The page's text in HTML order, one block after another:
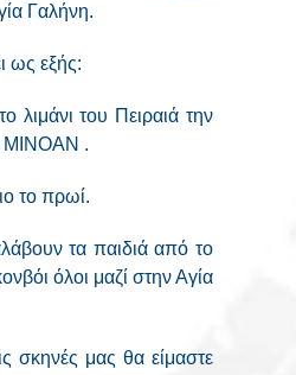
Γαλήνη.
ως εξής:
του Πειραιά την
ΜΙΝΟΑΝ .
το πρωί.
τα παιδιά από το
όλοι μαζί στην Αγία
σκηνές μας θα είμαστε